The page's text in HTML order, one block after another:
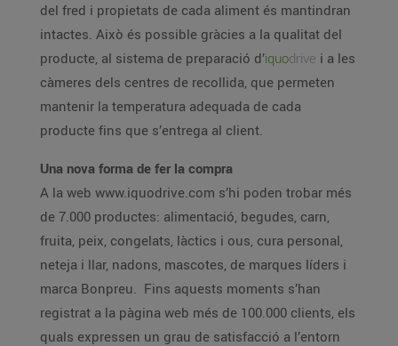
del fred i propietats de cada aliment és mantindran
intactes. Això és possible gràcies a la qualitat del
producte, al sistema de preparació d’iquodrive i a les
càmeres dels centres de recollida, que permeten
mantenir la temperatura adequada de cada
producte fins que s’entrega al client.
Una nova forma de fer la compra
A la web www.iquodrive.com s’hi poden trobar més
de 7.000 productes: alimentació, begudes, carn,
fruita, peix, congelats, làctics i ous, cura personal,
neteja i llar, nadons, mascotes, de marques líders i
marca Bonpreu. Fins aquests moments s’han
registrat a la pàgina web més de 100.000 clients, els
quals expressen un grau de satisfacció a l’entorn